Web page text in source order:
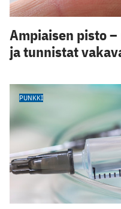
Ampiaisen pisto
ja tunnistat
PUNKKI